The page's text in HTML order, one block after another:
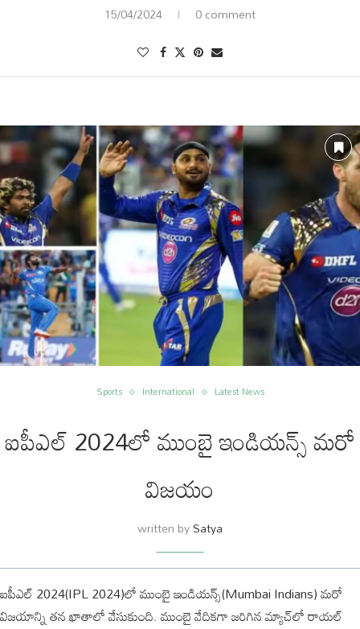
15/04/2024 0 comment
Sports International Latest News
ఐపీఎల్ 2024లో ముంబై ఇండియన్స్ మరో
విజయం
written bySatya
ఐపీఎల్ 2024(IPL 2024)లో ముంబై ఇండియన్స్(Mumbai Indians) మరో
విజయాన్ని తన ఖాతాలో వేసుకుంది. ముంబై వేదికగా జరిగిన మ్యాచ్‌లో రాయల్